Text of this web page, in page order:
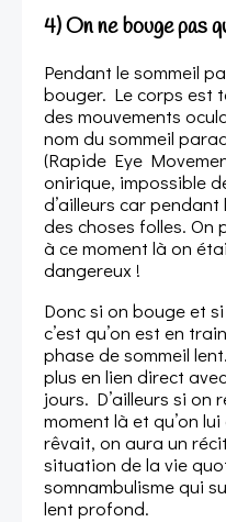
4) On ne bouge pas
Pendant le sommeil
bouger. Le corps est
des mouvements
nom du sommeil
(Rapide Eye
onirique, impossible
d’ailleurs car
des choses folles. On
à ce moment là on
dangereux !
Donc si on bouge et
c’est qu’on est en
phase de sommeil
plus en lien direct
jours. D’ailleurs si on
moment là et qu’on
rêvait, on aura un
situation de la vie
somnambulisme qui
lent profond.